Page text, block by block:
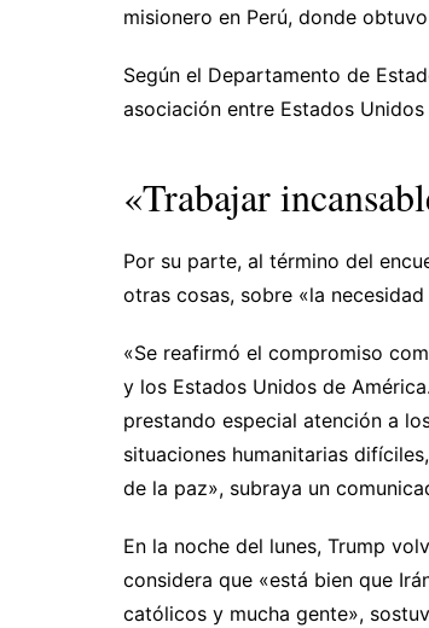
misionero en Perú, donde
Según el Departamento de
asociación entre Estados
«Trabajar
Por su parte, al término del
otras cosas, sobre «la
«Se reafirmó el compromiso
y los Estados Unidos de
prestando especial atención a
situaciones humanitarias
de la paz», subraya un
En la noche del lunes, Trump
considera que «está bien que
católicos y mucha gente»,